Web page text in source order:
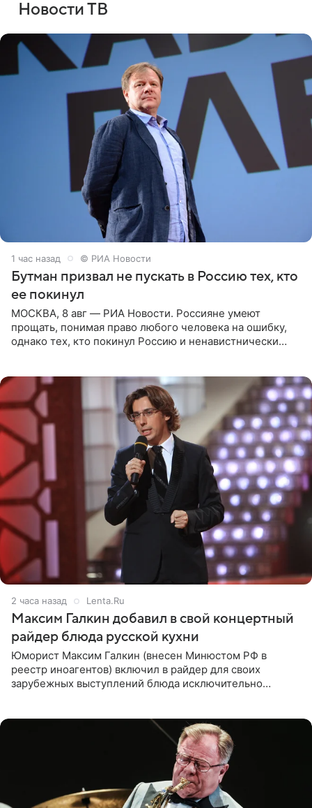
Новости ТВ
1 час назад © РИА Новости
Бутман призвал не пускать в Россию тех, кто
ее покинул
МОСКВА, 8 авг — РИА Новости. Россияне умеют
прощать, понимая право любого человека на ошибку,
однако тех, кто покинул Россию и ненавистнически
2 часа назад Lenta.Ru
Максим Галкин добавил в свой концертный
райдер блюда русской кухни
Юморист Максим Галкин (внесен Минюстом РФ в
реестр иноагентов) включил в райдер для своих
зарубежных выступлений блюда исключительно